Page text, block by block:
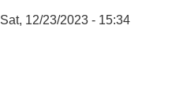
Sat, 12/23/2023 - 15:34